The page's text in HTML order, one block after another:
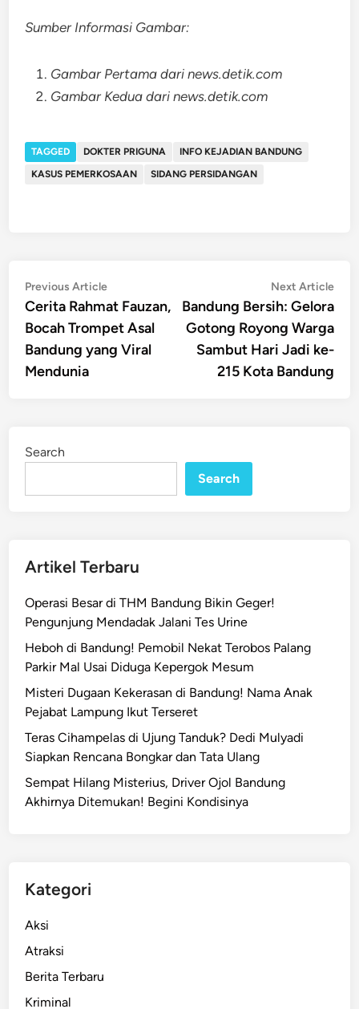
Sumber Informasi Gambar:
Gambar Pertama dari news.detik.com
Gambar Kedua dari news.detik.com
TAGGED DOKTER PRIGUNA
INFO KEJADIAN BANDUNG
KASUS PEMERKOSAAN
SIDANG PERSIDANGAN
Post
navigation
Previous ArticlePrevious
article:
Cerita Rahmat Fauzan,
Bocah Trompet Asal
Bandung yang Viral
Mendunia
Next Article
Bandung Bersih: Gelora
Gotong Royong Warga
Sambut Hari Jadi ke-
215 Kota Bandung
Search
Search
Artikel Terbaru
Operasi Besar di THM Bandung Bikin Geger!
Pengunjung Mendadak Jalani Tes Urine
Heboh di Bandung! Pemobil Nekat Terobos Palang
Parkir Mal Usai Diduga Kepergok Mesum
Misteri Dugaan Kekerasan di Bandung! Nama Anak
Pejabat Lampung Ikut Terseret
Teras Cihampelas di Ujung Tanduk? Dedi Mulyadi
Siapkan Rencana Bongkar dan Tata Ulang
Sempat Hilang Misterius, Driver Ojol Bandung
Akhirnya Ditemukan! Begini Kondisinya
Kategori
Aksi
Atraksi
Berita Terbaru
Kriminal